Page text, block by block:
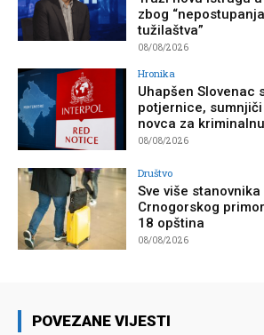
zbog
tužilaštva”
08/08/2026
Hronika
Uhapšen Slovenac
potjernice,
novca za
08/08/2026
Društvo
Sve više
Crnogorskog
18 opština
08/08/2026
POVEZANE VIJESTI